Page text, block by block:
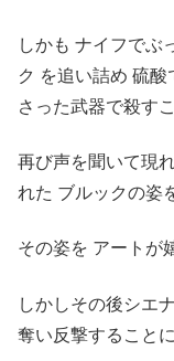
しかも ナイフでぶ
ク を追い詰め 硫
さった武器で殺す
再び声を聞いて現
れた ブルックの姿
その姿を アートが
しかしその後シエ
奪い反撃することに